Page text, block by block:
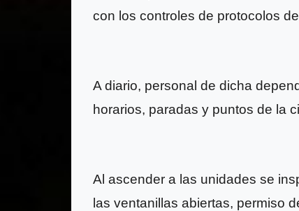
con los controles de protocolos
A diario, personal de dicha
horarios, paradas y puntos de la
Al ascender a las unidades se
las ventanillas abiertas, permiso